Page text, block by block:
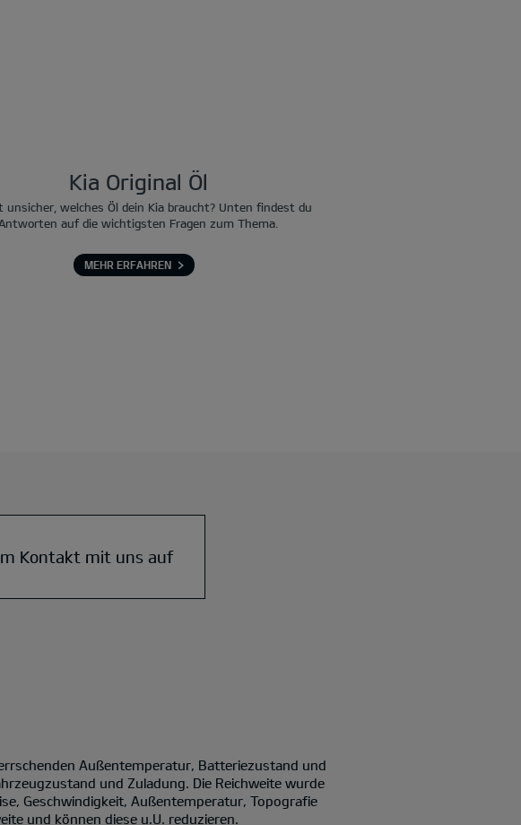
Kia Original Öl
unsicher, welches Öl dein Kia braucht? Unten findest du
auf die wichtigsten Fragen zum Thema.
MEHR ERFAHREN
Kontakt mit uns auf
Außentemperatur, Batteriezustand und
und Zuladung. Die Reichweite wurde
Geschwindigkeit, Außentemperatur, Topografie
und können diese u.U. reduzieren.